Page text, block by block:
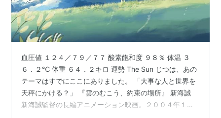
血圧値 １２４／７９／７７ 酸素飽和度 ９８％ 体温 ３
６．２℃ 体重 ６４．２キロ 運勢 The Sun じつは、あの
テーマはすでにここにありました。 「大事な人と世界を
天秤にかける？」 『雲のむこう、約束の場所』 新海誠
新海誠監督の長編アニメーション映画。２００４年１１